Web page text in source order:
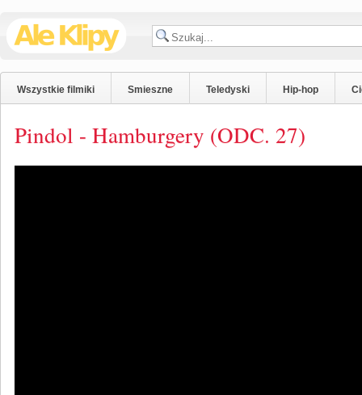
Wszystkie filmiki Smieszne Teledyski Hip-hop
Pindol - Hamburgery (ODC. 27)